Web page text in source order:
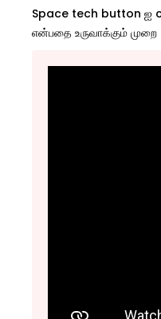
Space tech button ஐ
என்பதை உருவாக்கும் முறை